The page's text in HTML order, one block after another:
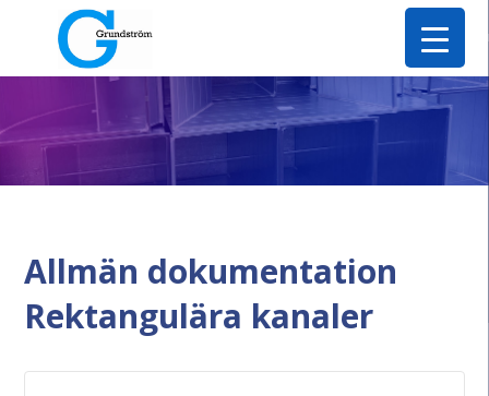
Allmän dokumentation
Rektangulära kanaler